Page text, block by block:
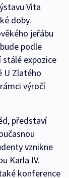
Vita
doby.
jeřábu
podle
expozice
U Zlatého
výročí
představí
vznikne
Karla IV.
konference